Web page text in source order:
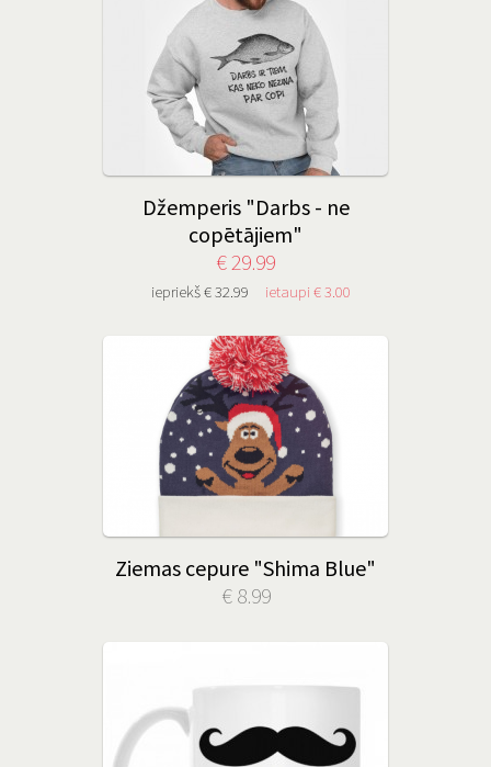
Džemperis "Darbs - ne
copētājiem"
€ 29.99
iepriekš € 32.99 ietaupi € 3.00
Ziemas cepure "Shima Blue"
€ 8.99